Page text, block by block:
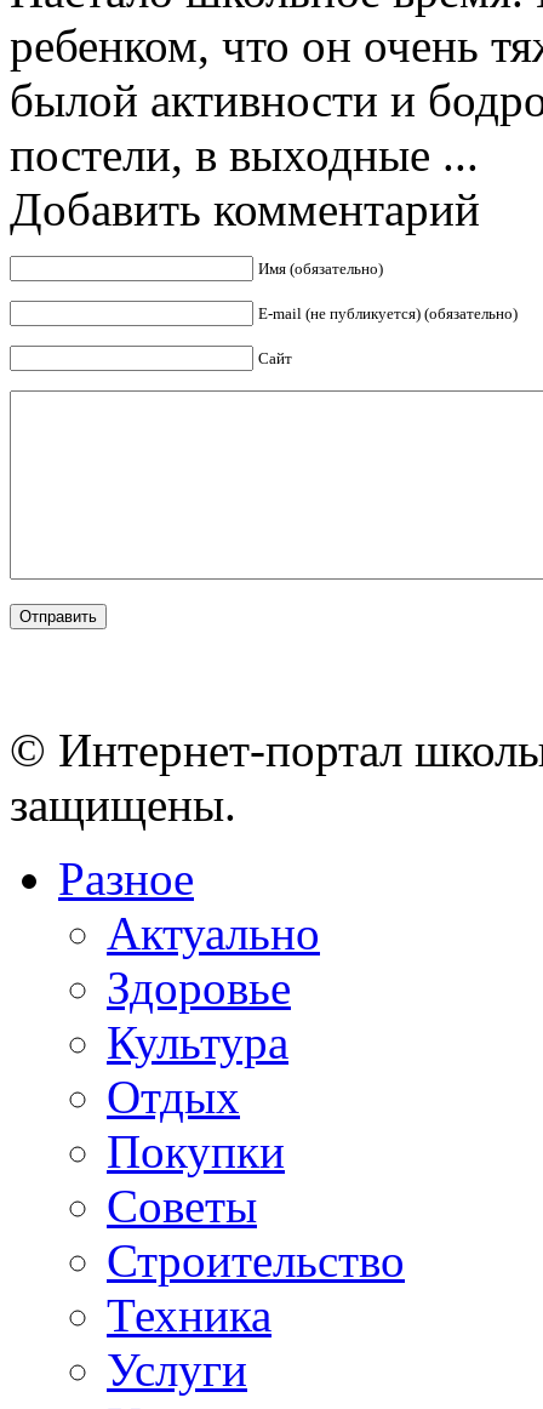
ребенком, что он очень
былой активности и
постели, в выходные ...
Добавить комментарий
Имя (обязательно)
E-mail (не публикуется) (обязательно)
Сайт
© Интернет-портал
защищены.
Разное
Актуально
Здоровье
Культура
Отдых
Покупки
Советы
Строительство
Техника
Услуги